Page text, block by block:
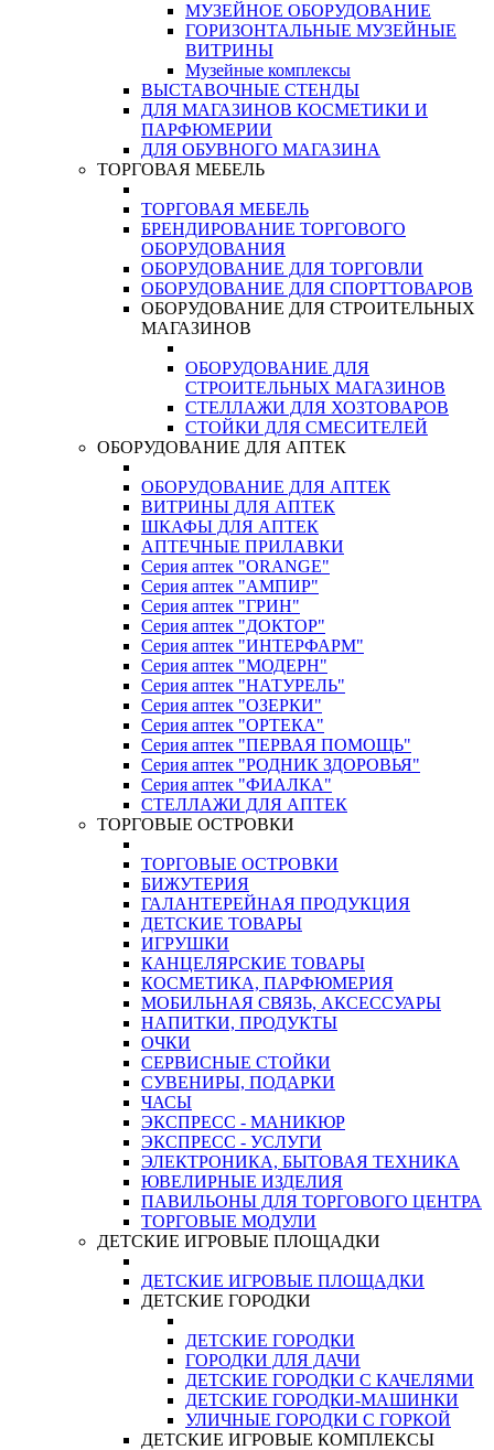
МУЗЕЙНОЕ ОБОРУДОВАНИЕ
ГОРИЗОНТАЛЬНЫЕ МУЗЕЙНЫЕ
ВИТРИНЫ
Музейные комплексы
ВЫСТАВОЧНЫЕ СТЕНДЫ
ДЛЯ МАГАЗИНОВ КОСМЕТИКИ И
ПАРФЮМЕРИИ
ДЛЯ ОБУВНОГО МАГАЗИНА
ТОРГОВАЯ МЕБЕЛЬ
ТОРГОВАЯ МЕБЕЛЬ
БРЕНДИРОВАНИЕ ТОРГОВОГО
ОБОРУДОВАНИЯ
ОБОРУДОВАНИЕ ДЛЯ ТОРГОВЛИ
ОБОРУДОВАНИЕ ДЛЯ СПОРТТОВАРОВ
ОБОРУДОВАНИЕ ДЛЯ СТРОИТЕЛЬНЫХ
МАГАЗИНОВ
ОБОРУДОВАНИЕ ДЛЯ
СТРОИТЕЛЬНЫХ МАГАЗИНОВ
СТЕЛЛАЖИ ДЛЯ ХОЗТОВАРОВ
СТОЙКИ ДЛЯ СМЕСИТЕЛЕЙ
ОБОРУДОВАНИЕ ДЛЯ АПТЕК
ОБОРУДОВАНИЕ ДЛЯ АПТЕК
ВИТРИНЫ ДЛЯ АПТЕК
ШКАФЫ ДЛЯ АПТЕК
АПТЕЧНЫЕ ПРИЛАВКИ
Серия аптек "ORANGE"
Серия аптек "АМПИР"
Серия аптек "ГРИН"
Серия аптек "ДОКТОР"
Серия аптек "ИНТЕРФАРМ"
Серия аптек "МОДЕРН"
Серия аптек "НАТУРЕЛЬ"
Серия аптек "ОЗЕРКИ"
Серия аптек "ОРТЕКА"
Серия аптек "ПЕРВАЯ ПОМОЩЬ"
Серия аптек "РОДНИК ЗДОРОВЬЯ"
Серия аптек "ФИАЛКА"
СТЕЛЛАЖИ ДЛЯ АПТЕК
ТОРГОВЫЕ ОСТРОВКИ
ТОРГОВЫЕ ОСТРОВКИ
БИЖУТЕРИЯ
ГАЛАНТЕРЕЙНАЯ ПРОДУКЦИЯ
ДЕТСКИЕ ТОВАРЫ
ИГРУШКИ
КАНЦЕЛЯРСКИЕ ТОВАРЫ
КОСМЕТИКА, ПАРФЮМЕРИЯ
МОБИЛЬНАЯ СВЯЗЬ, АКСЕССУАРЫ
НАПИТКИ, ПРОДУКТЫ
ОЧКИ
СЕРВИСНЫЕ СТОЙКИ
СУВЕНИРЫ, ПОДАРКИ
ЧАСЫ
ЭКСПРЕСС - МАНИКЮР
ЭКСПРЕСС - УСЛУГИ
ЭЛЕКТРОНИКА, БЫТОВАЯ ТЕХНИКА
ЮВЕЛИРНЫЕ ИЗДЕЛИЯ
ПАВИЛЬОНЫ ДЛЯ ТОРГОВОГО ЦЕНТРА
ТОРГОВЫЕ МОДУЛИ
ДЕТСКИЕ ИГРОВЫЕ ПЛОЩАДКИ
ДЕТСКИЕ ИГРОВЫЕ ПЛОЩАДКИ
ДЕТСКИЕ ГОРОДКИ
ДЕТСКИЕ ГОРОДКИ
ГОРОДКИ ДЛЯ ДАЧИ
ДЕТСКИЕ ГОРОДКИ С КАЧЕЛЯМИ
ДЕТСКИЕ ГОРОДКИ-МАШИНКИ
УЛИЧНЫЕ ГОРОДКИ С ГОРКОЙ
ДЕТСКИЕ ИГРОВЫЕ КОМПЛЕКСЫ